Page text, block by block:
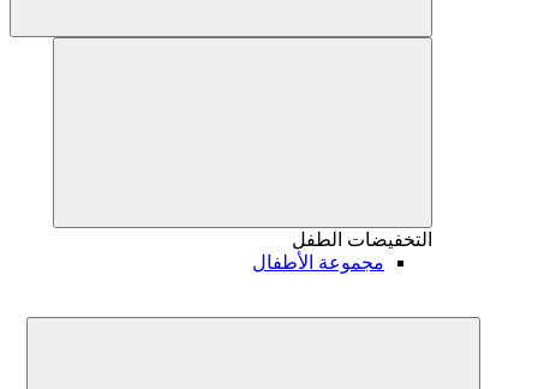
التخفيضات الطفل
مجموعة الأطفال